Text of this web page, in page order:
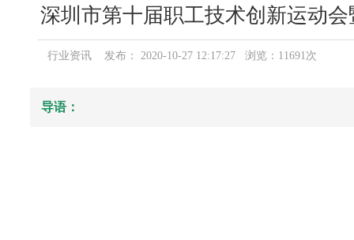
深圳市第十届职工技术创新运动
行业资讯 发布： 2020-10-27 12:17:27 浏览：11691次
导语：